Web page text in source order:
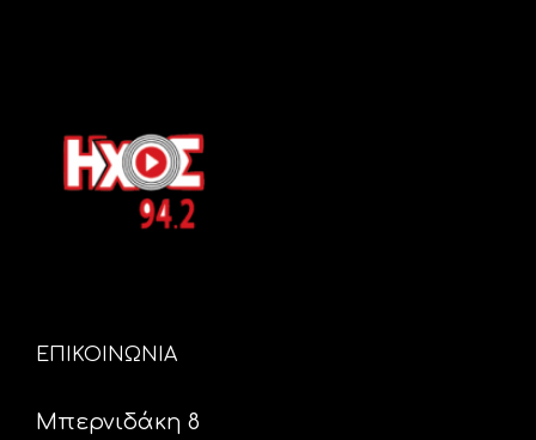
ΕΠΙΚΟΙΝΩΝΙΑ
Μπερνιδάκη 8